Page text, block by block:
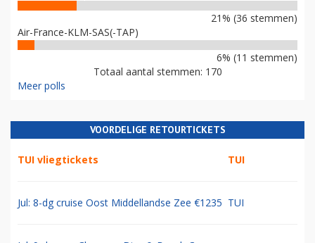
21% (36 stemmen)
Air-France-KLM-SAS(-TAP)
6% (11 stemmen)
Totaal aantal stemmen: 170
Meer polls
VOORDELIGE RETOURTICKETS
TUI vliegtickets TUI
Jul: 8-dg cruise Oost Middellandse Zee €1235 TUI